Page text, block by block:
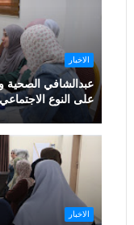
الاخبار
عبدالشافي الصحية
على النوع
الاخبار